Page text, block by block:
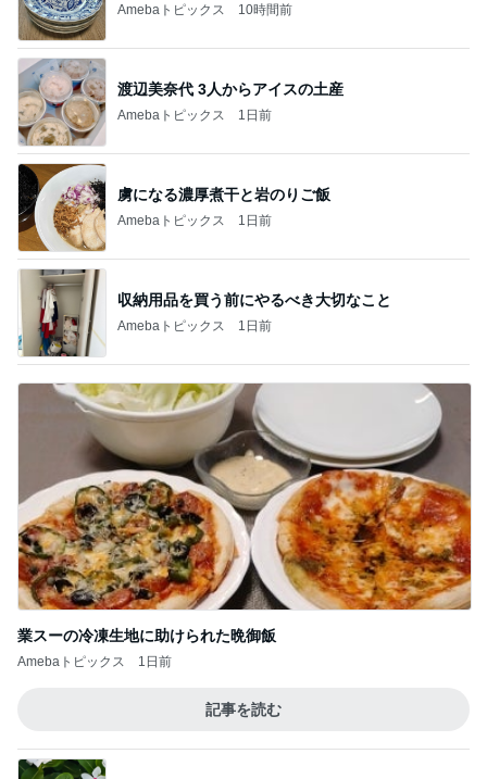
Amebaトピックス 10時間前
渡辺美奈代 3人からアイスの土産
Amebaトピックス 1日前
虜になる濃厚煮干と岩のりご飯
Amebaトピックス 1日前
収納用品を買う前にやるべき大切なこと
Amebaトピックス 1日前
業スーの冷凍生地に助けられた晩御飯
Amebaトピックス 1日前
記事を読む